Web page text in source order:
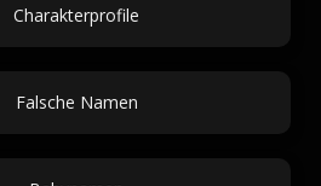
Charakterprofile
Falsche Namen